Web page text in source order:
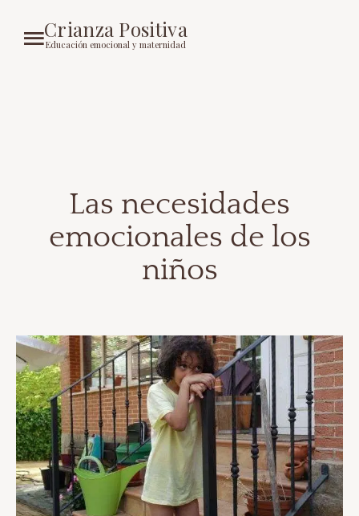
Crianza Positiva
Educación emocional y maternidad
Las necesidades
emocionales de los
niños